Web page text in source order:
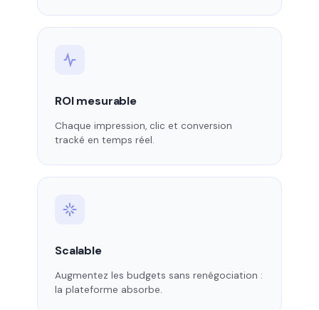
ROI mesurable
Chaque impression, clic et conversion
tracké en temps réel.
Scalable
Augmentez les budgets sans renégociation :
la plateforme absorbe.